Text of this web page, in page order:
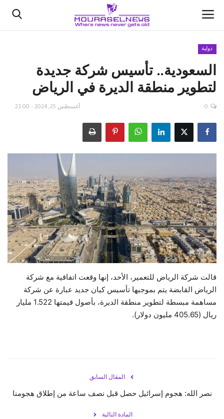
الأخبار
كتّابنا
اقتصاد
رياضة
فيديو
حياة
دولية
السعودية.. تأسيس شركة جديدة
لتطوير منطقة الديرة في الرياض
أغسطس 25, 2024 - 23:00 0
قالت شركة الرياض للتعمير، الأحد، إنها وقعت اتفاقية مع شركة
الرياض القابضة يتم بموجبها تأسيس كيان جديد عبارة عن شركة
مساهمة مبسطة لتطوير منطقة الديرة، بأصول قيمتها 1.522 مليار
ريال (405.65 مليون دولار).
المقال السابق
نصر الله: هجوم إسرائيل حصل قبل نصف ساعة من إطلاق هجومنا
المادة التالية